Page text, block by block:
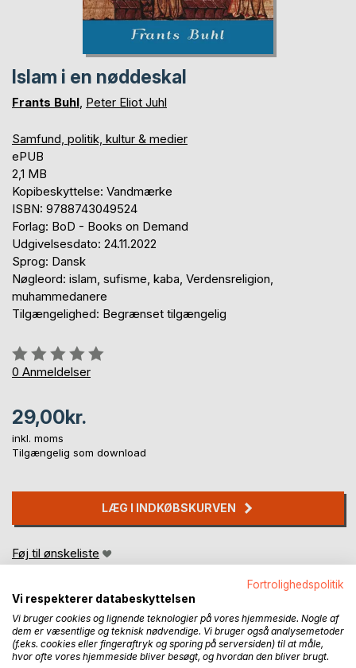
Islam i en nøddeskal
Frants Buhl, Peter Eliot Juhl
Samfund, politik, kultur & medier
ePUB
2,1 MB
Kopibeskyttelse: Vandmærke
ISBN: 9788743049524
Forlag: BoD - Books on Demand
Udgivelsesdato: 24.11.2022
Sprog: Dansk
Nøgleord: islam, sufisme, kaba, Verdensreligion,
muhammedanere
Tilgængelighed: Begrænset tilgængelig
Anmeldelse::
0%
0 Anmeldelser
29,00kr.
inkl. moms
Tilgængelig som download
LÆG I INDKØBSKURVEN
Føj til ønskeliste
Fortrolighedspolitik
Vi respekterer databeskyttelsen
Vi bruger cookies og lignende teknologier på vores hjemmeside. Nogle af
dem er væsentlige og teknisk nødvendige. Vi bruger også analysemetoder
(f.eks. cookies eller fingeraftryk og sporing på serversiden) til at måle,
hvor ofte vores hjemmeside bliver besøgt, og hvordan den bliver brugt.